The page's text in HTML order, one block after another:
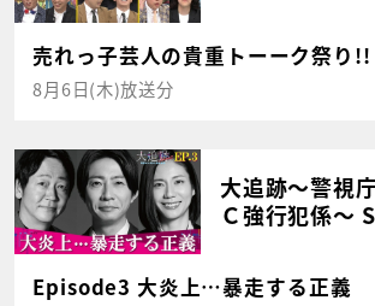
売れっ子芸人の貴重トーーク祭り!!
8月6日(木)放送分
大追跡～警視
Ｃ強行犯係～
Episode3 大炎上…暴走する正義